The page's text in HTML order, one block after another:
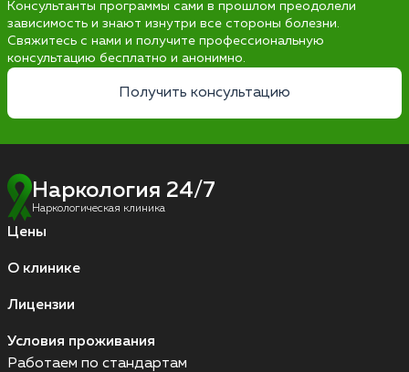
Консультанты программы сами в прошлом преодолели
зависимость и знают изнутри все стороны болезни.
Свяжитесь с нами и получите профессиональную
консультацию бесплатно и анонимно.
Получить консультацию
Наркология 24/7
Наркологическая клиника
Цены
О клинике
Лицензии
Условия проживания
Работаем по стандартам